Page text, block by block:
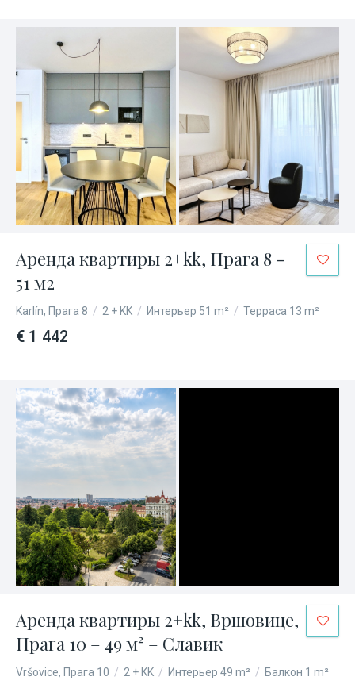
Аренда квартиры 2+kk, Прага 8 -
51 м2
Karlín, Прага 8 / 2 + KK / Интерьер 51 m² / Терраса 13 m²
€ 1 442
Аренда квартиры 2+kk, Вршовице,
Прага 10 – 49 м² – Славик
Vršovice, Прага 10 / 2 + KK / Интерьер 49 m² / Балкон 1 m²